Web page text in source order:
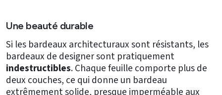
Une beauté durable
Si les bardeaux architecturaux sont résistants, les
bardeaux de designer sont pratiquement
indestructibles. Chaque feuille comporte plus de
deux couches, ce qui donne un bardeau
extrêmement solide, presque imperméable aux